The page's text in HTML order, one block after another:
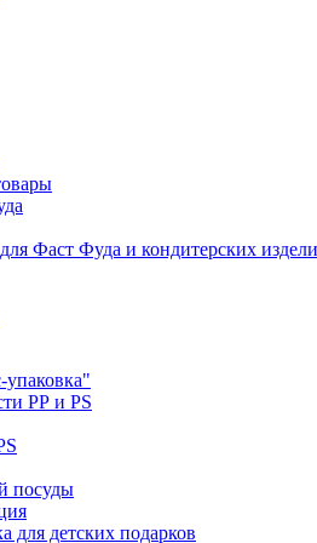
Фаст Фуда и кондитерских
РР и PS
посуды
для детских подарков